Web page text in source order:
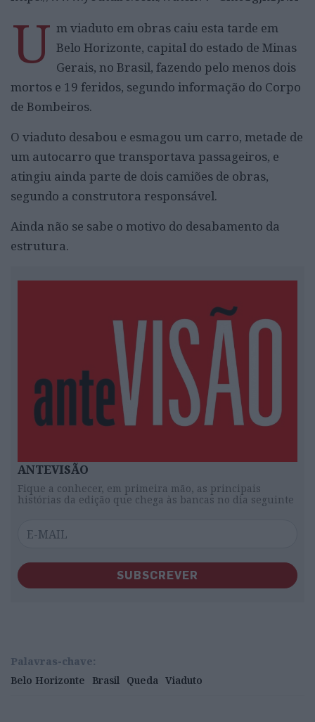
U m viaduto em obras caiu esta tarde em
Belo Horizonte, capital do estado de Minas
Gerais, no Brasil, fazendo pelo menos dois
mortos e 19 feridos, segundo informação do Corpo
de Bombeiros.
O viaduto desabou e esmagou um carro, metade de
um autocarro que transportava passageiros, e
atingiu ainda parte de dois camiões de obras,
segundo a construtora responsável.
Ainda não se sabe o motivo do desabamento da
estrutura.
ANTEVISÃO
Fique a conhecer, em primeira mão, as principais
histórias da edição que chega às bancas no dia seguinte
SUBSCREVER
Palavras-chave:
Belo Horizonte
Brasil Queda Viaduto